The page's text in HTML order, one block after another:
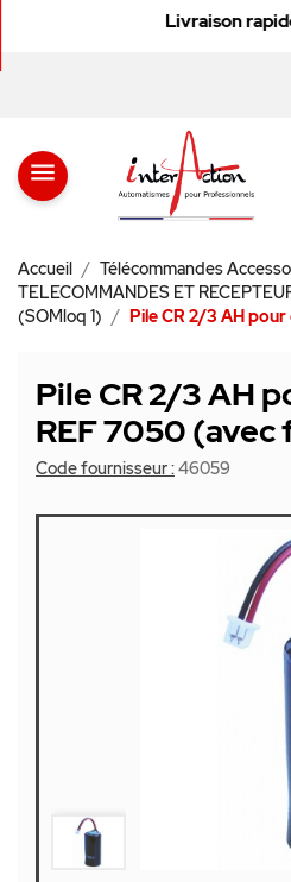
Livraison
menu
Accueil
Télécommandes
TELECOMMANDES ET
(SOMloq 1)
Pile CR 2/3 AH
Pile CR 2/3 AH
REF 7050 (avec
Code fournisseur :46059